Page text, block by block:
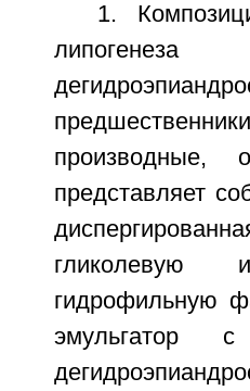
1.
производные,
представляет
гликолевую
гидрофильную